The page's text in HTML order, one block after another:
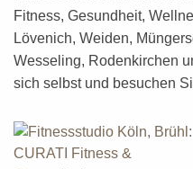
Fitness, Gesundheit,
Lövenich, Weiden,
Wesseling, Rodenkirchen
sich selbst und besuchen